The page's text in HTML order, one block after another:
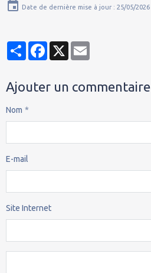
Date de dernière mise à jour : 25/05/2026
PartagerFacebook
X
Ajouter un commentaire
Nom
E-mail
Site Internet